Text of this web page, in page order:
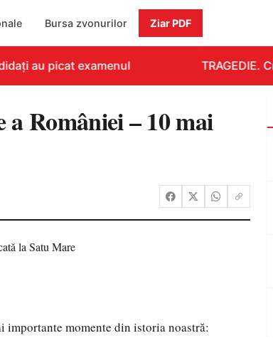
Bursa zvonurilor Ziar PDF
au picat examenul TRAGEDIE.
României – 10 mai
importante momente din istoria noastră: